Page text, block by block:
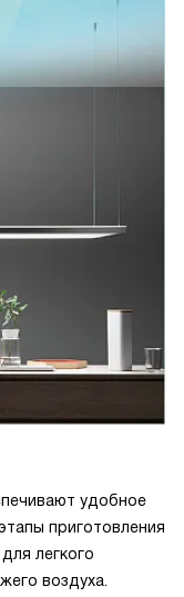
удобное
приготовления
легкого
воздуха.